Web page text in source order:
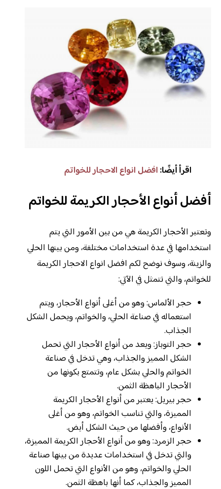
اقرأ أيضًا: افضل انواع الاحجار للخواتم
أفضل أنواع الأحجار الكريمة للخواتم
وتعتبر الأحجار الكريمة هي من بين الأمور التي يتم
استخدامها في عدة استخدامات مختلفة، ومن بينها الحلي
والزينة، وسوف نوضح لكم افضل انواع الاحجار الكريمة
للخواتم، والتي تتمثل في الآتي:
حجر الألماس: وهو من أغلى أنواع الأحجار، ويتم
استعماله في صناعة الحلي، والخواتم، ويحمل الشكل
الجذاب.
حجر التوباز: ويعد من أنواع الأحجار التي تحمل
الشكل المميز والجذاب، وهي تدخل في صناعة
الخواتم والحلي بشكل عام، وتتمتع بكونها من
الأحجار الباهظة الثمن.
حجر بيريل: يعتبر من أنواع الأحجار الكريمة
المميزة، والتي تناسب الخواتم، وهو من أغلى
الأنواع، وأفضلها من حيث الشكل أيض.
حجر الزمرد: وهو من أنواع الأحجار الكريمة المميزة،
والتي تدخل في استخدامات عديدة من بينها صناعة
الحلي والخواتم، وهو من الأنواع التي تحمل اللون
المميز والجذاب، كما أنها باهظة الثمن.